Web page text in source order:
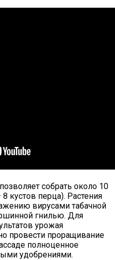
собрать около 10
кустов перца). Растения
вирусами табачной
гнилью. Для
урожая
провести проращивание
полноценное
удобрениями.